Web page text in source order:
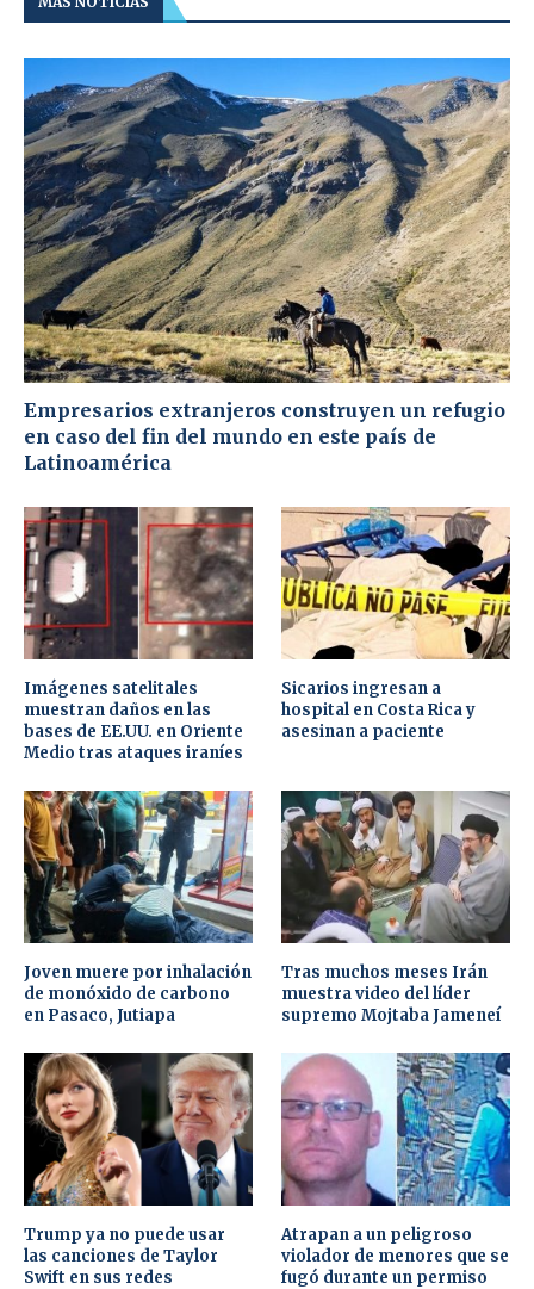
Empresarios extranjeros construyen un refugio
en caso del fin del mundo en este país de
Latinoamérica
Imágenes satelitales
muestran daños en las
bases de EE.UU. en Oriente
Medio tras ataques iraníes
Sicarios ingresan a
hospital en Costa Rica y
asesinan a paciente
Joven muere por inhalación
de monóxido de carbono
en Pasaco, Jutiapa
Tras muchos meses Irán
muestra video del líder
supremo Mojtaba Jameneí
Trump ya no puede usar
las canciones de Taylor
Swift en sus redes
Atrapan a un peligroso
violador de menores que se
fugó durante un permiso